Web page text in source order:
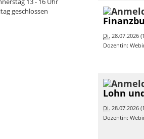
geschlossen
Di. 28.07.2026
Dozentin:
Lohn
Di. 28.07.2026
Dozentin: